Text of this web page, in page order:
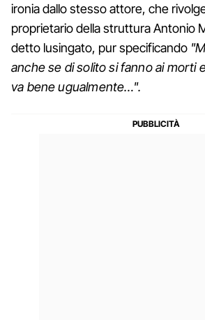
ironia dallo stesso attore, che
proprietario della struttura Antonio
detto lusingato, pur specificando
anche se di solito si fanno ai morti
va bene ugualmente…".